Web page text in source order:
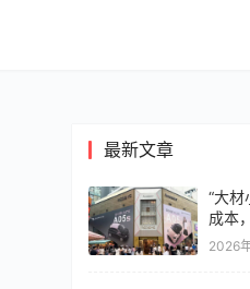
最新文章
“大材
成本
值
2026